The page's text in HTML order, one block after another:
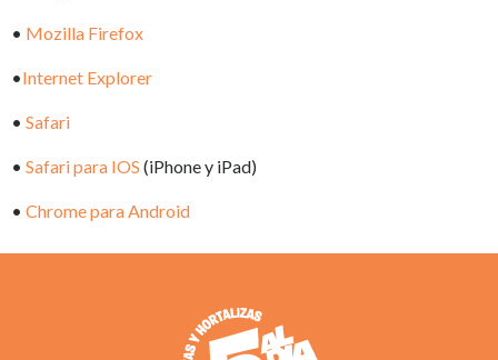
• Mozilla Firefox
•Internet Explorer
• Safari
• Safari para IOS (iPhone y iPad)
• Chrome para Android